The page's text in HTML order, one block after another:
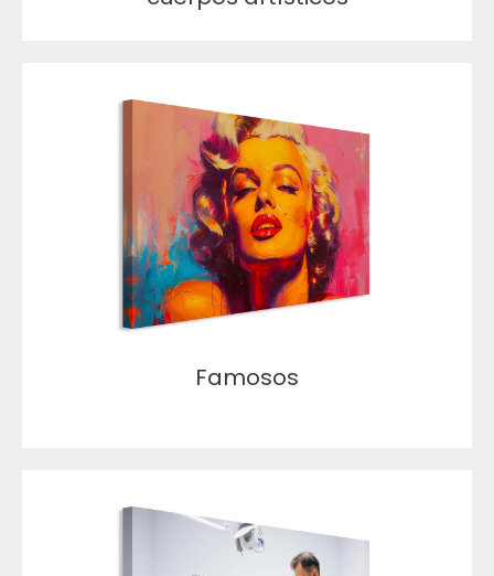
Famosos